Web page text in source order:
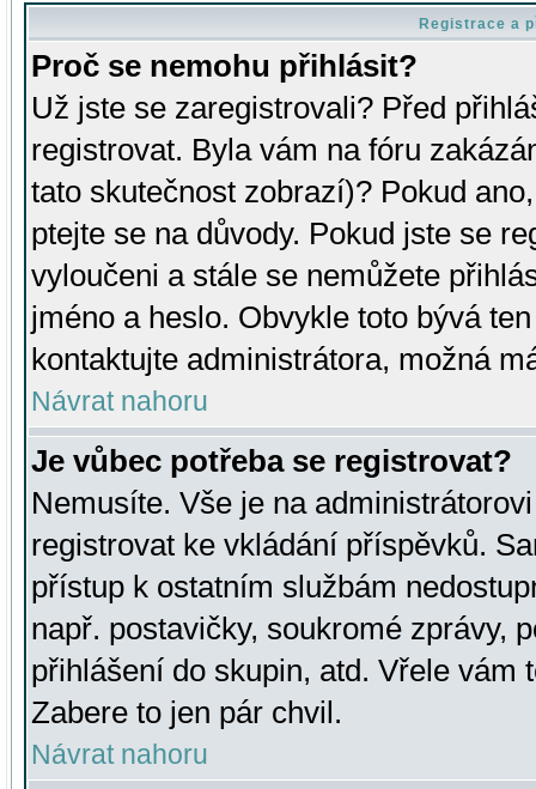
Registrace a
Proč se nemohu přihlásit?
Už jste se zaregistrovali? Před
registrovat. Byla vám na fóru
tato skutečnost zobrazí)? Pokud
ptejte se na důvody. Pokud jste se
vyloučeni a stále se nemůžete
jméno a heslo. Obvykle toto bývá
kontaktujte administrátora, možná
Návrat nahoru
Je vůbec potřeba se registrovat?
Nemusíte. Vše je na
registrovat ke vkládání příspěvků.
přístup k ostatním službám
např. postavičky, soukromé zprávy,
přihlášení do skupin, atd. Vřele vám
Zabere to jen pár chvil.
Návrat nahoru